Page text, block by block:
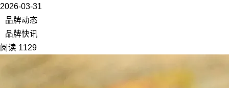
2026-03-31
品牌动态
品牌快讯
阅读 1129